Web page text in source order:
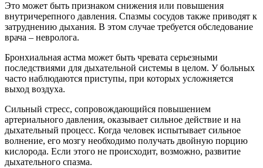
Это может быть признаком снижения или повышения
внутричерепного давления. Спазмы сосудов также приводят к
затруднению дыхания. В этом случае требуется обследование
врача – невролога.
Бронхиальная астма может быть чревата серьезными
последствиями для дыхательной системы в целом. У больных
часто наблюдаются приступы, при которых усложняется
выход воздуха.
Сильный стресс, сопровождающийся повышением
артериального давления, оказывает сильное действие и на
дыхательный процесс. Когда человек испытывает сильное
волнение, его мозгу необходимо получать двойную порцию
кислорода. Если этого не происходит, возможно, развитие
дыхательного спазма.